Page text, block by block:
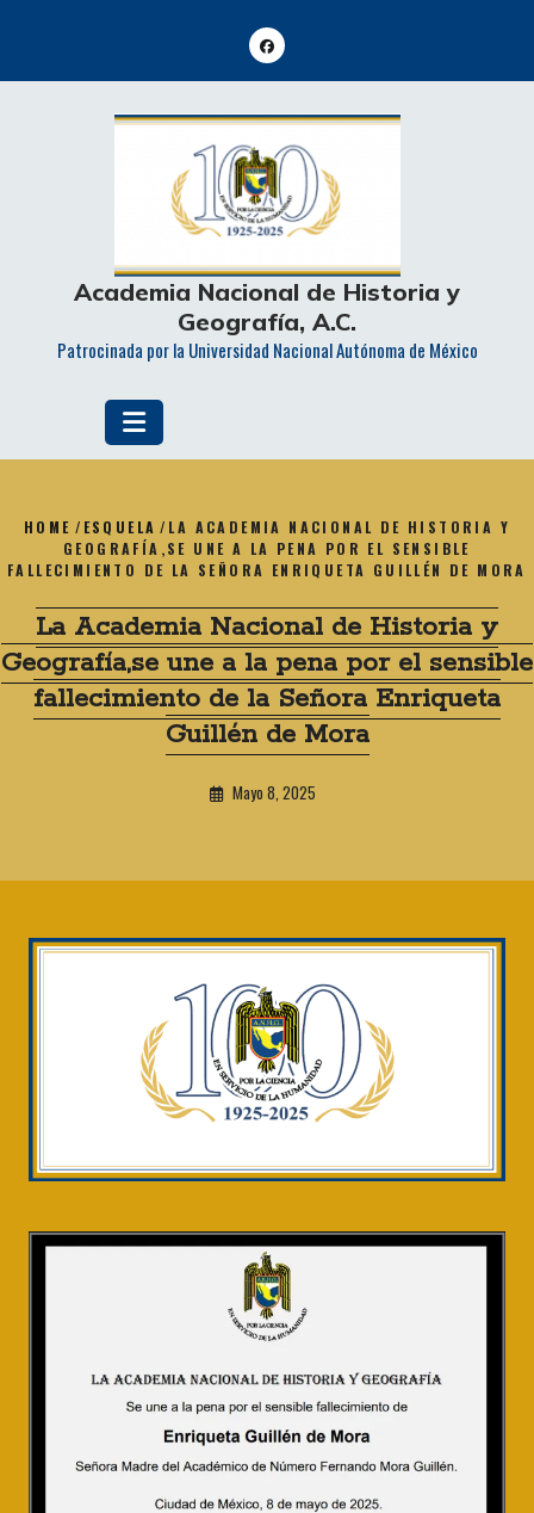
Academia Nacional de Historia y
Geografía, A.C.
Patrocinada por la Universidad Nacional Autónoma de México
HOME / ESQUELA / LA ACADEMIA NACIONAL DE HISTORIA Y
GEOGRAFÍA,SE UNE A LA PENA POR EL SENSIBLE
FALLECIMIENTO DE LA SEÑORA ENRIQUETA GUILLÉN DE MORA
La Academia Nacional de Historia y
Geografía,se une a la pena por el sensible
fallecimiento de la Señora Enriqueta
Guillén de Mora
Mayo 8, 2025